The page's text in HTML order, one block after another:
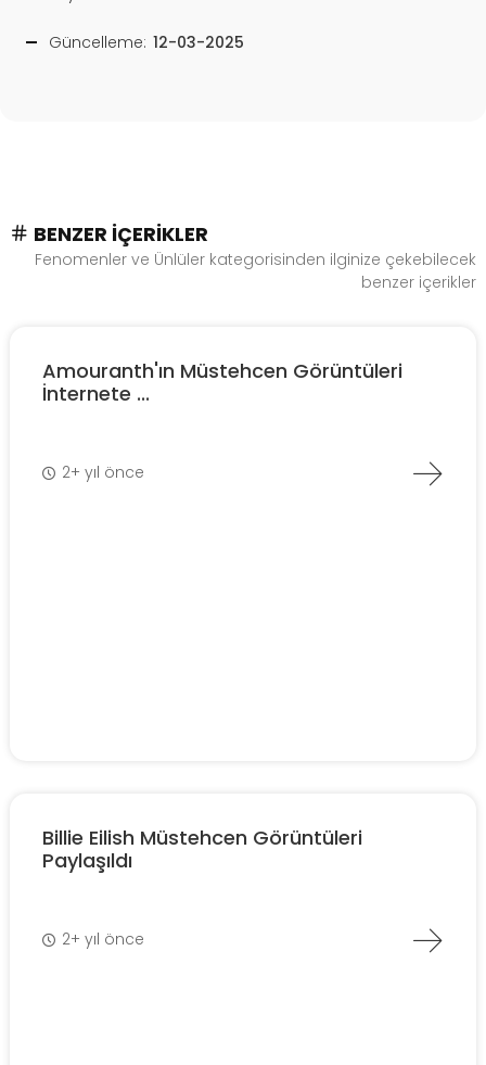
Güncelleme: 12-03-2025
BENZER İÇERIKLER
Fenomenler ve Ünlüler kategorisinden ilginize çekebilecek
benzer içerikler
Amouranth'ın Müstehcen Görüntüleri
İnternete ...
2+ yıl önce
Billie Eilish Müstehcen Görüntüleri
Paylaşıldı
2+ yıl önce